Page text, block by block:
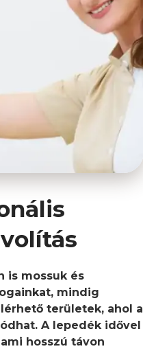
is mossuk és
mindig
területek, ahol a
A lepedék idővel
hosszú távon